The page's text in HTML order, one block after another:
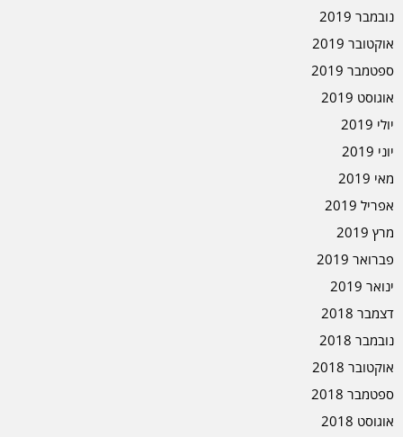
נובמבר 2019
אוקטובר 2019
ספטמבר 2019
אוגוסט 2019
יולי 2019
יוני 2019
מאי 2019
אפריל 2019
מרץ 2019
פברואר 2019
ינואר 2019
דצמבר 2018
נובמבר 2018
אוקטובר 2018
ספטמבר 2018
אוגוסט 2018